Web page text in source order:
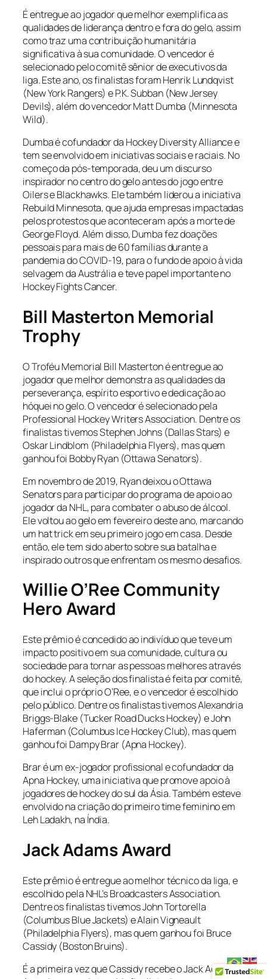
É entregue ao jogador que melhor exemplifica as
qualidades de liderança dentro e fora do gelo, assim
como traz uma contribuição humanitária
significativa à sua comunidade. O vencedor é
selecionado pelo comitê sênior de executivos da
liga. Este ano, os finalistas foram Henrik Lundqvist
(New York Rangers) e P.K. Subban (New Jersey
Devils), além do vencedor Matt Dumba (Minnesota
Wild).
Dumba é cofundador da Hockey Diversity Alliance e
tem se envolvido em iniciativas sociais e raciais. No
começo da pós-temporada, deu um discurso
inspirador no centro do gelo antes do jogo entre
Oilers e Blackhawks. Ele também liderou a iniciativa
Rebuild Minnesota, que ajuda empresas impactadas
pelos protestos que aconteceram após a morte de
George Floyd. Além disso, Dumba fez doações
pessoais para mais de 60 famílias durante a
pandemia do COVID-19, para o fundo de apoio à vida
selvagem da Austrália e teve papel importante no
Hockey Fights Cancer.
Bill Masterton Memorial
Trophy
O Troféu Memorial Bill Masterton é entregue ao
jogador que melhor demonstra as qualidades da
perseverança, espírito esportivo e dedicação ao
hóquei no gelo. O vencedor é selecionado pela
Professional Hockey Writers Association. Dentre os
finalistas tivemos Stephen Johns (Dallas Stars) e
Oskar Lindblom (Philadelphia Flyers), mas quem
ganhou foi Bobby Ryan (Ottawa Senators).
Em novembro de 2019, Ryan deixou o Ottawa
Senators para participar do programa de apoio ao
jogador da NHL, para combater o abuso de álcool.
Ele voltou ao gelo em fevereiro deste ano, marcando
um hat trickem seu primeiro jogo em casa. Desde
então, ele tem sido aberto sobre sua batalha e
inspirado outros que enfrentam os mesmo desafios.
Willie O’Ree Community
Hero Award
Este prêmio é concedido ao indivíduo que teve um
impacto positivo em sua comunidade, cultura ou
sociedade para tornar as pessoas melhores através
do hockey. A seleção dos finalista é feita por comitê,
que inclui o próprio O’Ree, e o vencedor é escolhido
pelo público. Dentre os finalistas tivemos Alexandria
Briggs-Blake (Tucker Road Ducks Hockey) e John
Haferman (Columbus Ice Hockey Club), mas quem
ganhou foi Dampy Brar (Apna Hockey).
Brar é um ex-jogador profissional e cofundador da
Apna Hockey, uma iniciativa que promove apoio à
jogadores de hockey do sul da Ásia. Também esteve
envolvido na criação do primeiro time feminino em
Leh Ladakh, na Índia.
Jack Adams Award
Este prêmio é entregue ao melhor técnico da liga, e
escolhido pela NHL’s Broadcasters Association.
Dentre os finalistas tivemos John Tortorella
(Columbus Blue Jackets) e Alain Vigneault
(Philadelphia Flyers), mas quem ganhou foi Bruce
Cassidy (Boston Bruins).
É a primeira vez que Cassidy recebe o Jack Adams